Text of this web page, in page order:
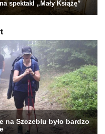
spektakl „Mały Książę”
na Szczeblu było bardzo